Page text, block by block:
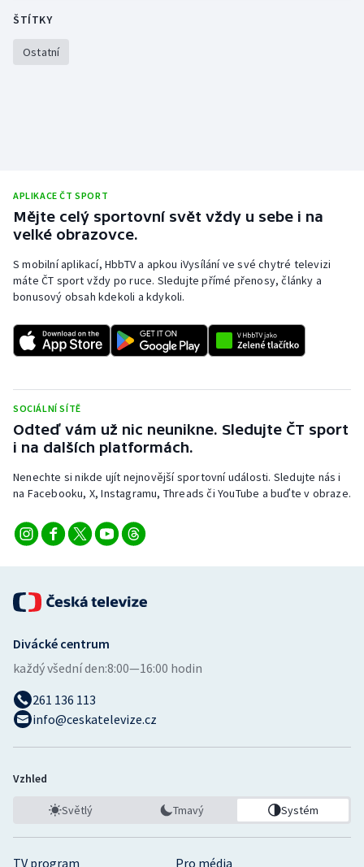
Triatlon
Veslování
Vodní slalom
Volejbal
Ostatní
ŠTÍTKY
Ostatní
APLIKACE ČT SPORT
Mějte celý sportovní svět vždy u sebe i na
velké obrazovce.
S mobilní aplikací, HbbTV a apkou iVysílání ve své chytré televizi
máte ČT sport vždy po ruce. Sledujte přímé přenosy, články a
bonusový obsah kdekoli a kdykoli.
SOCIÁLNÍ SÍTĚ
Odteď vám už nic neunikne. Sledujte ČT sport
i na dalších platformách.
Nenechte si nikde ujít nejnovější sportovní události. Sledujte nás i
na Facebooku, X, Instagramu, Threads či YouTube a buďte v obraze.
TV program Pro média
Divácké centrum
každý všední den:8:00—16:00 hodin
261 136 113
info@ceskatelevize.cz
Vzhled
Světlý Tmavý Systém